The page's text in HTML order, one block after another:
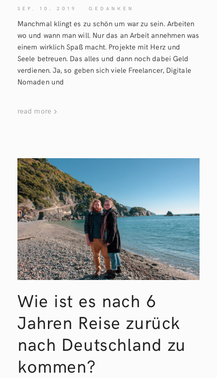
SEP. 10, 2019 GEDANKEN
Manchmal klingt es zu schön um war zu sein. Arbeiten
wo und wann man will. Nur das an Arbeit annehmen was
einem wirklich Spaß macht. Projekte mit Herz und
Seele betreuen. Das alles und dann noch dabei Geld
verdienen. Ja, so geben sich viele Freelancer, Digitale
Nomaden und
read more
Wie ist es nach 6
Jahren Reise zurück
nach Deutschland zu
kommen?